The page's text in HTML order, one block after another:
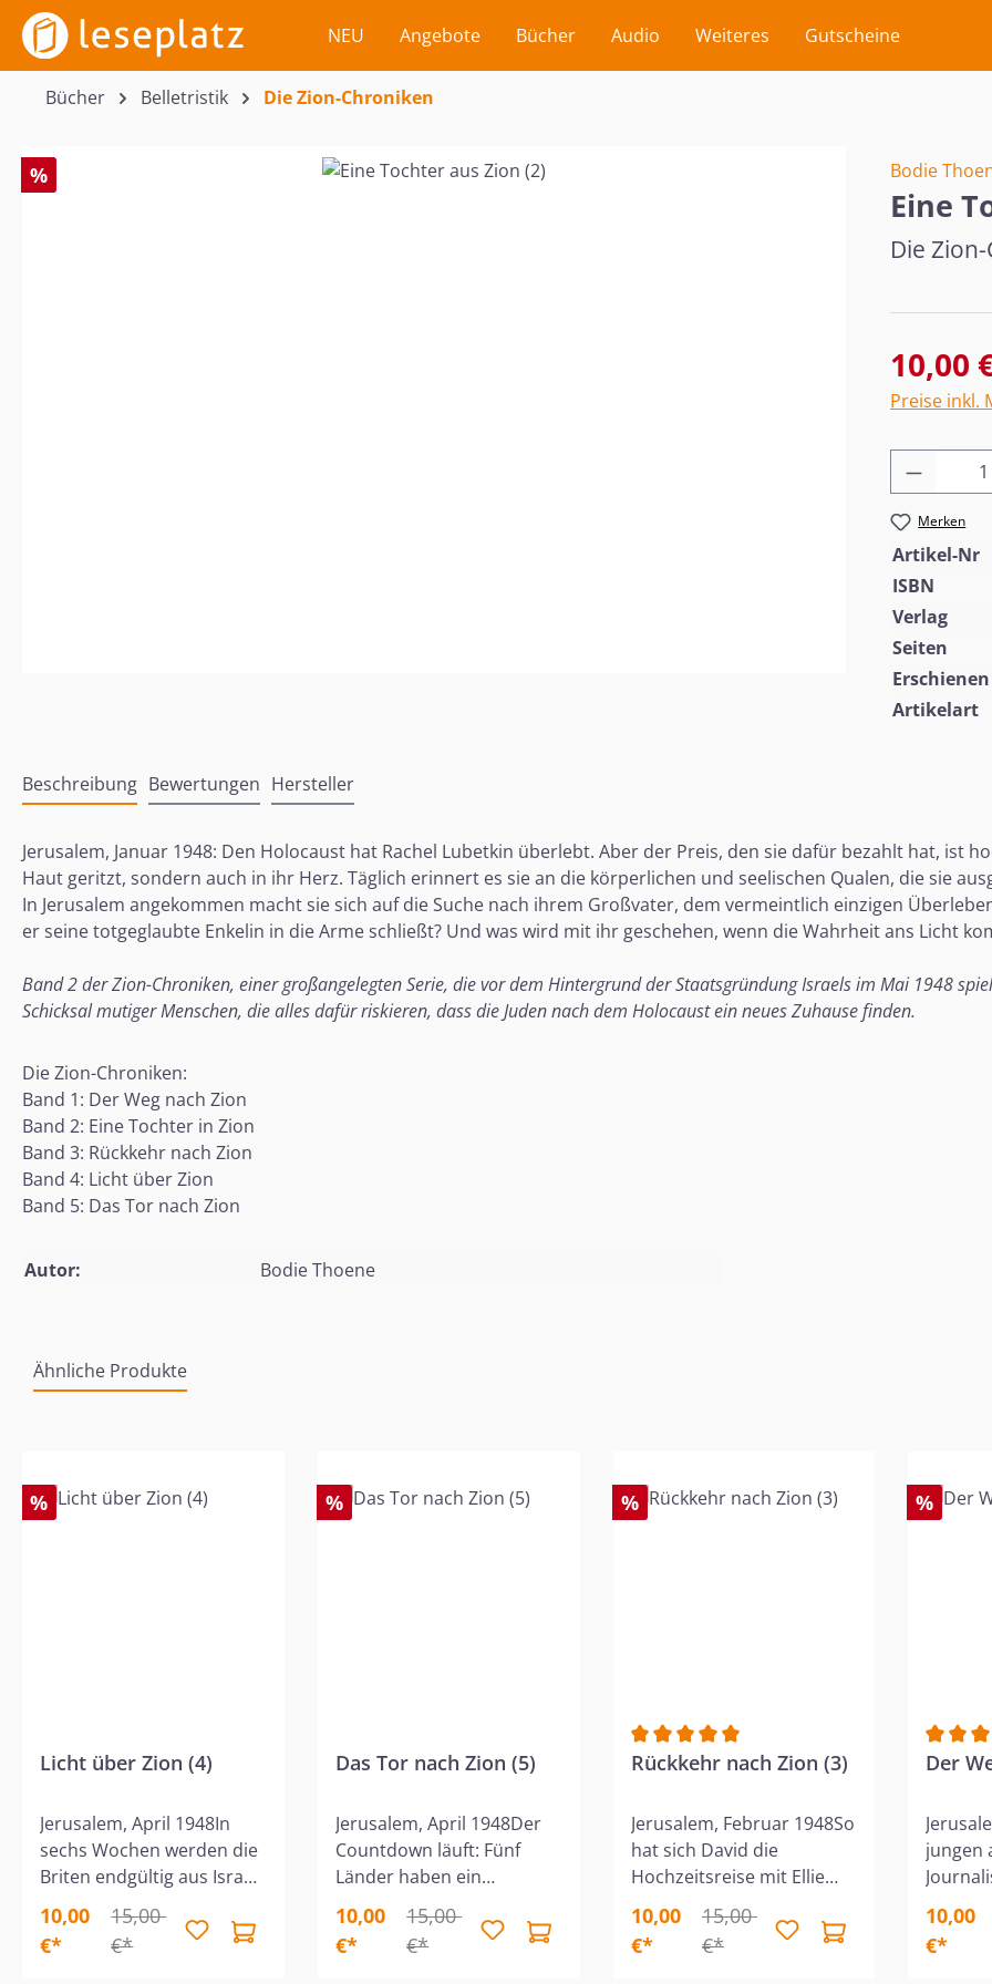
Hauptinhalt springen
Zur Suche springen
Zur Hauptnavigation springen NEU Angebote Bücher Audio Weiteres Gutscheine
Bücher Belletristik Die Zion-Chroniken
%
Bildergalerie überspringen Bodie
Eine
Die
10,00
Preise inkl.
Merken
Artikel-Nr
ISBN
Verlag
Seiten
Erschienen
Artikelart
Beschreibung Bewertungen Hersteller
Jerusalem, Januar 1948: Den Holocaust hat Rachel Lubetkin überlebt. Aber der Preis, den sie dafür bezahlt hat, ist
Haut geritzt, sondern auch in ihr Herz. Täglich erinnert es sie an die körperlichen und seelischen Qualen, die sie
In Jerusalem angekommen macht sie sich auf die Suche nach ihrem Großvater, dem vermeintlich einzigen
er seine totgeglaubte Enkelin in die Arme schließt? Und was wird mit ihr geschehen, wenn die Wahrheit ans Licht
Band 2 der Zion-Chroniken, einer großangelegten Serie, die vor dem Hintergrund der Staatsgründung Israels im Mai 1948
Schicksal mutiger Menschen, die alles dafür riskieren, dass die Juden nach dem Holocaust ein neues Zuhause finden.
Die Zion-Chroniken:
Band 1: Der Weg nach Zion
Band 2: Eine Tochter in Zion
Band 3: Rückkehr nach Zion
Band 4: Licht über Zion
Band 5: Das Tor nach Zion
Autor: Bodie Thoene
Ähnliche Produkte
%
Licht über Zion (4)
Jerusalem, April 1948In
sechs Wochen werden die
Briten endgültig aus Israel
abziehen und noch immer
ist die Jerusalemer Altstadt
von der Außenwelt
10,00
€*
15,00
€*
%
Das Tor nach Zion (5)
Jerusalem, April 1948Der
Countdown läuft: Fünf
Länder haben ein
Interesse daran, Palästina
nach dem Abzug der
Briten unter sich
10,00
€*
15,00
€*
%
Durchschnittliche Bewertung von 5 von 5
Rückkehr nach Zion (3)
Jerusalem, Februar 1948So
hat sich David die
Hochzeitsreise mit Ellie
nicht vorgestellt. Von
höchster Stelle erhält er
den gefährlichen Auftrag,
10,00
€*
15,00
€*
%
Der
jungen
zum
10,00
€*